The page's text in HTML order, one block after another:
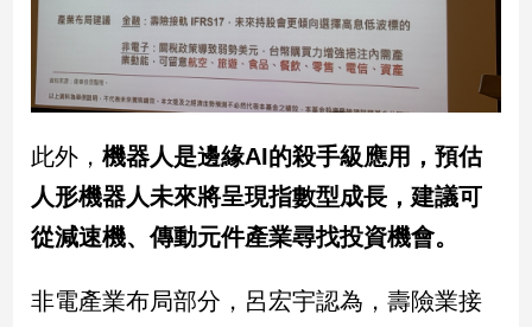
樂
娛
樂
星
聞
行/
時
尚
追
星
此外，機器人是邊緣AI的殺手級應用，預估
人形機器人未來將呈現指數型成長，建議可
從減速機、傳動元件產業尋找投資機會。
非電產業布局部分，呂宏宇認為，壽險業接